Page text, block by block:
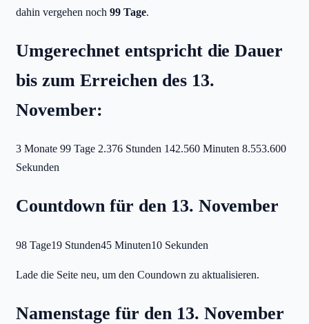
dahin vergehen noch 99 Tage.
Umgerechnet entspricht die Dauer
bis zum Erreichen des 13.
November:
3 Monate 99 Tage 2.376 Stunden 142.560 Minuten 8.553.600
Sekunden
Countdown für den 13. November
98 Tage19 Stunden45 Minuten10 Sekunden
Lade die Seite neu, um den Coundown zu aktualisieren.
Namenstage für den 13. November